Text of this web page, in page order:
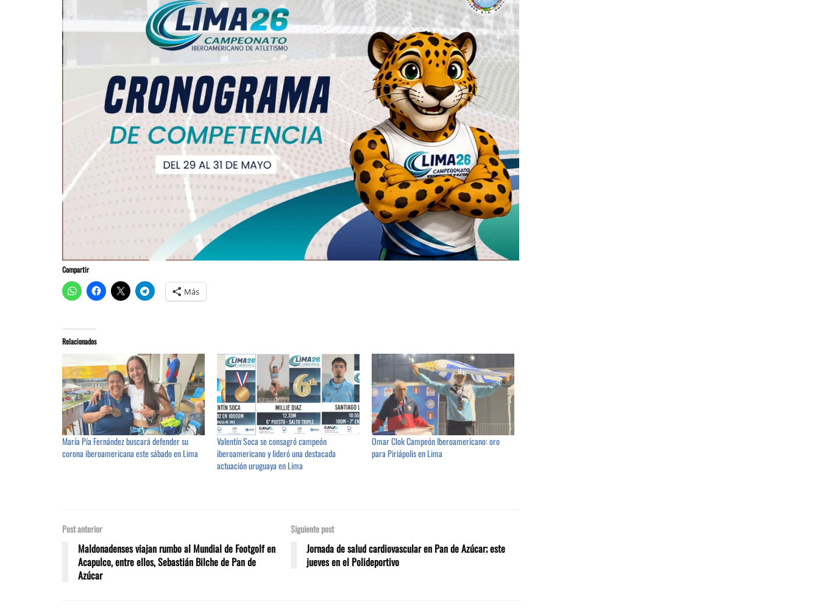
Compartir
Más
Relacionados
María Pía Fernández buscará defender su
corona iberoamericana este sábado en Lima
Valentín Soca se consagró campeón
iberoamericano y lideró una destacada
actuación uruguaya en Lima
Omar Clok Campeón Iberoamericano: oro
para Piriápolis en Lima
Post anterior
Maldonadenses viajan rumbo al Mundial de Footgolf en
Acapulco, entre ellos, Sebastián Bilche de Pan de
Azúcar
Siguiente post
Jornada de salud cardiovascular en Pan de Azúcar; este
jueves en el Polideportivo